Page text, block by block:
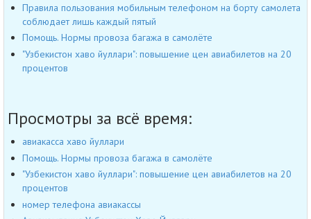
Правила пользования мобильным телефоном на борту самолета
соблюдает лишь каждый пятый
Помощь. Нормы провоза багажа в самолёте
"Узбекистон хаво йуллари": повышение цен авиабилетов на 20
процентов
Просмотры за всё время:
авиакасса хаво йуллари
Помощь. Нормы провоза багажа в самолёте
"Узбекистон хаво йуллари": повышение цен авиабилетов на 20
процентов
номер телефона авиакассы